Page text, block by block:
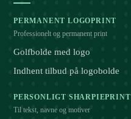
PERMANENT LOGOPRINT
Professionelt og permanent print
Golfbolde med logo
Indhent tilbud på logobolde
PERSONLIGT SHARPIEPRINT
Til tekst, navne og motiver